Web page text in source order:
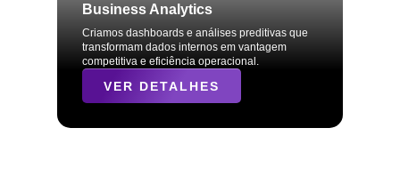
Business Analytics
Criamos dashboards e análises preditivas que
transformam dados internos em vantagem
competitiva e eficiência operacional.
VER DETALHES